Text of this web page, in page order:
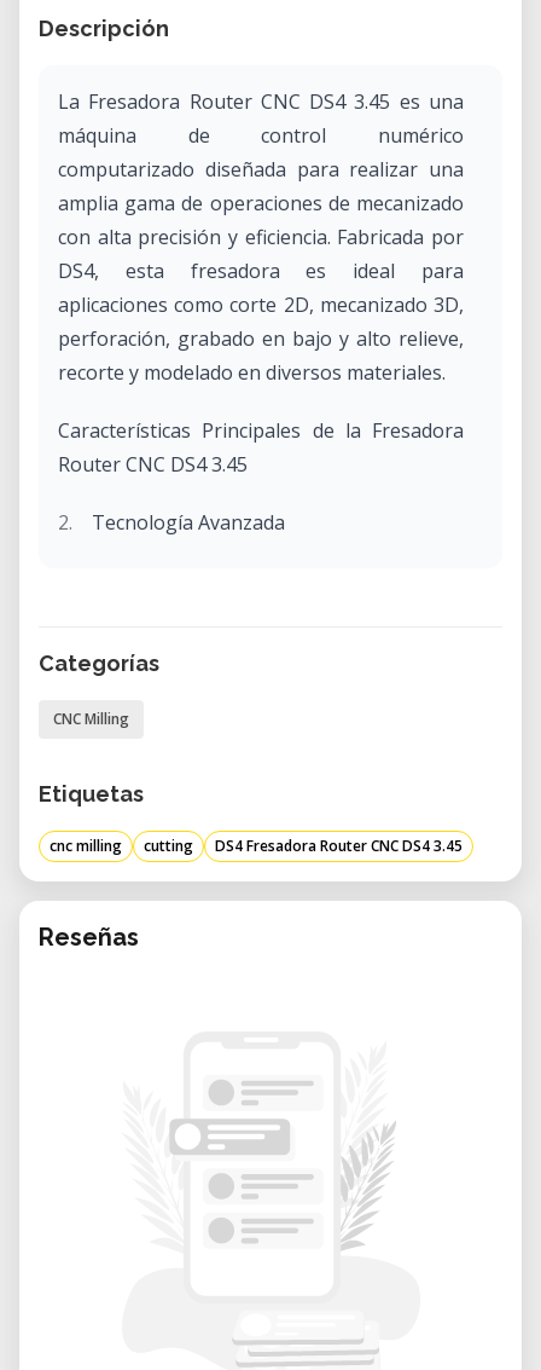
Descripción
​La Fresadora Router CNC DS4 3.45 es una
máquina de control numérico
computarizado diseñada para realizar una
amplia gama de operaciones de mecanizado
con alta precisión y eficiencia. Fabricada por
DS4, esta fresadora es ideal para
aplicaciones como corte 2D, mecanizado 3D,
perforación, grabado en bajo y alto relieve,
recorte y modelado en diversos materiales.​
Características Principales de la Fresadora
Router CNC DS4 3.45
Tecnología Avanzada
Reductores Planetarios de Alta Precisión:
precisa del movimiento.​
trabajar con materiales de mayor
espesor y realizar operaciones de
fresado más profundas.​
Construcción Robusta
Estructura de Porte Industrial: Diseñada
estructural canadiense, asegurando
durabilidad y rendimiento óptimo.​
Versatilidad en Aplicaciones
Capacidad para Trabajar Diversos
Materiales: Adecuada para madera,
Aplicaciones Variadas: Ideal para la
Categorías
CNC Milling
Etiquetas
cnc milling cutting DS4 Fresadora Router CNC DS4 3.45
Reseñas